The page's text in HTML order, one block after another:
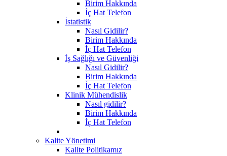
Birim Hakkında
İç Hat Telefon
İstatistik
Nasıl Gidilir?
Birim Hakkında
İç Hat Telefon
İş Sağlığı ve Güvenliği
Nasıl Gidilir?
Birim Hakkında
İç Hat Telefon
Klinik Mühendislik
Nasıl gidilir?
Birim Hakkında
İç Hat Telefon
Kalite Yönetimi
Kalite Politikamız